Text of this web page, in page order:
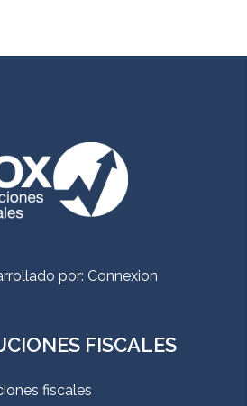
por: Connexion
FISCALES
fiscales